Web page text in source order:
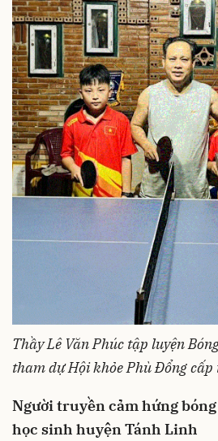
Thầy Lê Văn Phúc tập luyện
tham dựHội khỏe Phù Đổng cấp
Người truyền cảm hứng
học sinh huyện Tánh Linh